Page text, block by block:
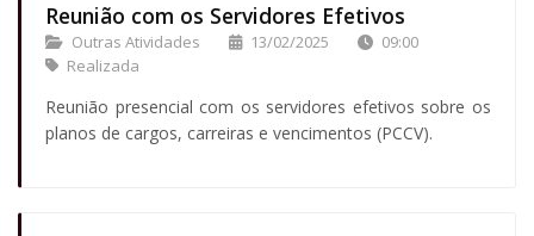
Reunião com os Servidores Efetivos
Outras Atividades 13/02/2025
09:00
Realizada
Reunião presencial com os servidores efetivos sobre os
planos de cargos, carreiras e vencimentos (PCCV).